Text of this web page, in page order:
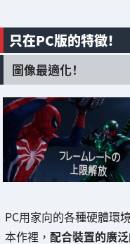
只在PC版的特徵！
圖像最適化！
PC用家向的各種硬體環
本作裡， 配合裝置的廣